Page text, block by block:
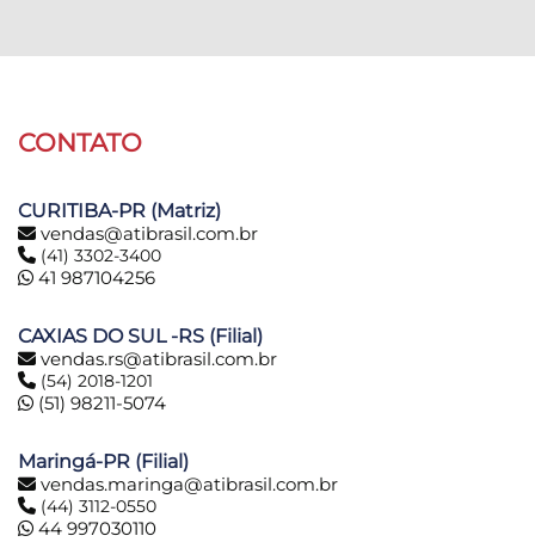
CONTATO
CURITIBA-PR (Matriz)
vendas@atibrasil.com.br
(41) 3302-3400
41 987104256
CAXIAS DO SUL -RS (Filial)
vendas.rs@atibrasil.com.br
(54) 2018-1201
(51) 98211-5074
Maringá-PR (Filial)
vendas.maringa@atibrasil.com.br
(44) 3112-0550
44 997030110